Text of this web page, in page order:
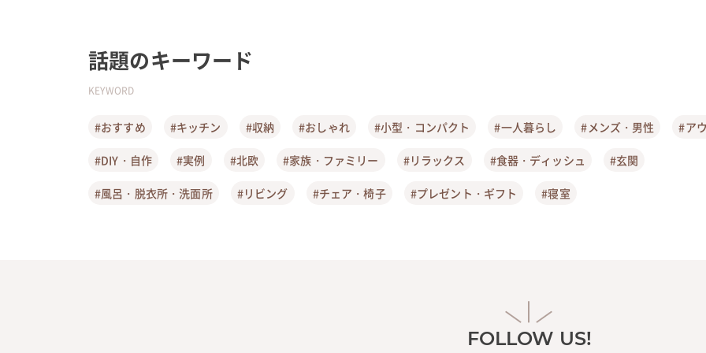
話題のキーワード
KEYWORD
#おすすめ #キッチン #収納 #おしゃれ #小型・コンパクト #一人暮らし #メンズ・男性 #ア
#DIY・自作 #実例 #北欧 #家族・ファミリー #リラックス #食器・ディッシュ #玄関
#風呂・脱衣所・洗面所 #リビング #チェア・椅子 #プレゼント・ギフト #寝室
FOLLOW US!